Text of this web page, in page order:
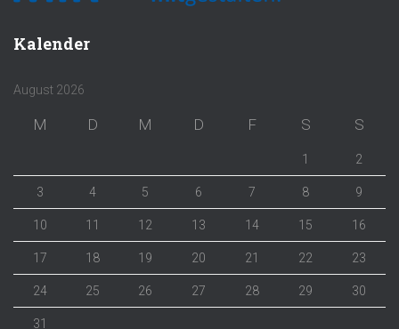
Kalender
August 2026
M D M D F S S
1 2
3 4 5 6 7 8 9
10 11 12 13 14 15 16
17 18 19 20 21 22 23
24 25 26 27 28 29 30
31